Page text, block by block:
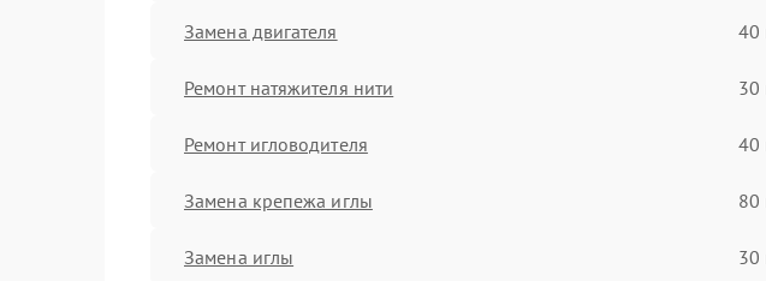
Замена двигателя 40
Ремонт натяжителя нити 30
Ремонт игловодителя 40
Замена крепежа иглы 80
Замена иглы 30